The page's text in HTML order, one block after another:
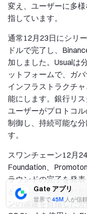
Gate アプリ
世界で45M 人が信
変え、ユーザーに多
指しています。
通常 12月23日にシリ
ドルで完了し、
加しました。Usualは
ットフォームで、ガ
インフラストラクチ
能にします。銀行リ
ユーザーがプロトコ
制御し、持続可能な
す。
スワンチェーン12月
Foundation、
ラウンドの完了を発
としてローンチされ
ンの加速を目指した